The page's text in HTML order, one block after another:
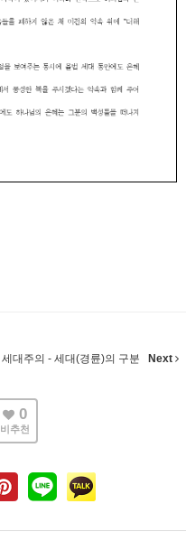
세대주의 - 세대(경륜)의 구분 Next
0
비추천